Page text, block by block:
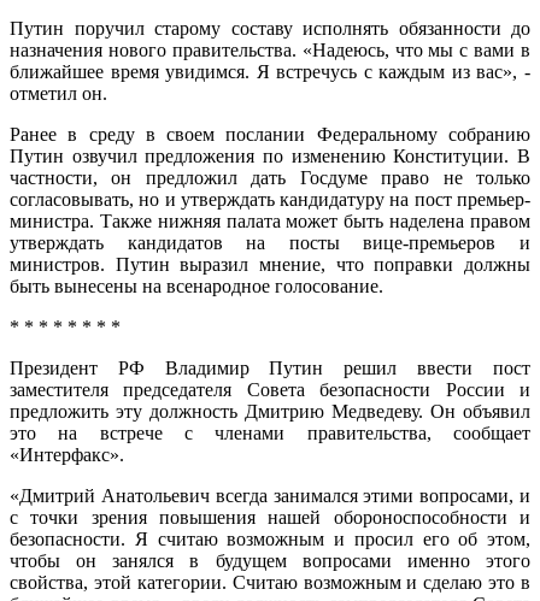
Путин поручил старому составу исполнять обязанности до
назначения нового правительства. «Надеюсь, что мы с вами в
ближайшее время увидимся. Я встречусь с каждым из вас», -
отметил он.
Ранее в среду в своем послании Федеральному собранию
Путин озвучил предложения по изменению Конституции. В
частности, он предложил дать Госдуме право не только
согласовывать, но и утверждать кандидатуру на пост премьер-
министра. Также нижняя палата может быть наделена правом
утверждать кандидатов на посты вице-премьеров и
министров. Путин выразил мнение, что поправки должны
быть вынесены на всенародное голосование.
* * * * * * * *
Президент РФ Владимир Путин решил ввести пост
заместителя председателя Совета безопасности России и
предложить эту должность Дмитрию Медведеву. Он объявил
это на встрече с членами правительства, сообщает
«Интерфакс».
«Дмитрий Анатольевич всегда занимался этими вопросами, и
с точки зрения повышения нашей обороноспособности и
безопасности. Я считаю возможным и просил его об этом,
чтобы он занялся в будущем вопросами именно этого
свойства, этой категории. Считаю возможным и сделаю это в